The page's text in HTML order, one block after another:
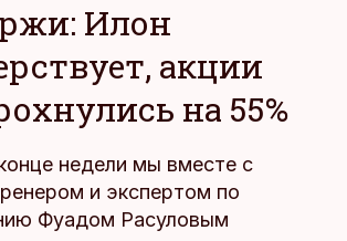
Илон
акции
на 55%
недели мы вместе с
и экспертом по
Фуадом Расуловым